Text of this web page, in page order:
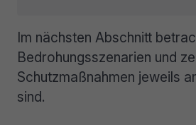
Im nächsten Abschnitt
Bedrohungsszenarien und
Schutzmaßnahmen jeweils
sind.